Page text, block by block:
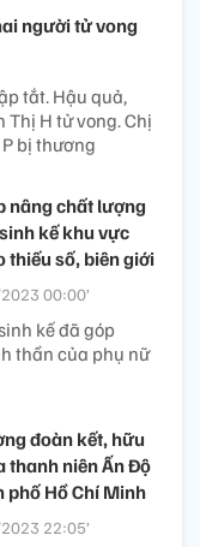
người tử vong
tắt. Hậu quả,
H tử vong. Chị
bị thương
nâng chất lượng
kế khu vực
thiếu số, biên giới
00:00’
kế đã góp
thần của phụ nữ
đoàn kết, hữu
thanh niên Ấn Độ
phố Hồ Chí Minh
22:05’